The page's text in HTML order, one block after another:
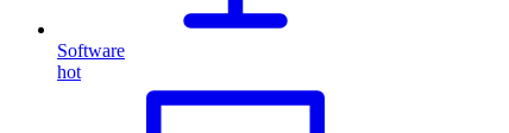
Software
hot